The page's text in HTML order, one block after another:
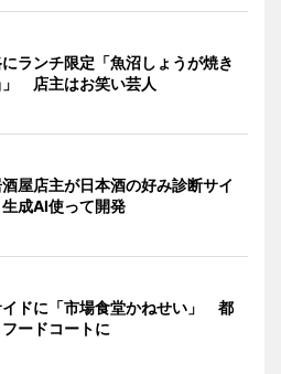
ランチ限定「魚沼しょうが焼き
」 店主はお笑い芸人
屋店主が日本酒の好み診断サイ
成AI使って開発
イドに「市場食堂かねせい」 都
ードコートに